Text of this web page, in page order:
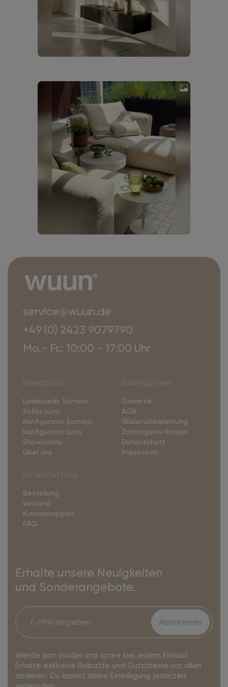
service@wuun.de
+49 (0) 2423 9079790
Mo.- Fr.: 10:00 - 17:00 Uhr
Lowboards Somero
Sofas Luno
Konfigurator Somero
Konfigurator Luno
Showrooms
Über uns
Garantie
AGB
Widerrufsbelehrung
Zahlungsmethoden
Datenschutz
Impressum
Bestellung
Versand
Kundensupport
FAQ
Erhalte unsere Neuigkeiten
und Sonderangebote.
Abonnieren
Werde zum Insider und spare bei jedem Einkauf.
Erhalte exklusive Rabatte und Gutscheine vor allen
anderen. Du kannst deine Einwilligung jederzeit